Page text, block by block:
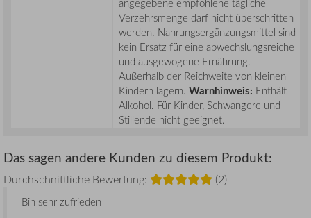
Verzehrsmenge darf nicht überschritten
werden. Nahrungsergänzungsmittel sind
kein Ersatz für eine abwechslungsreiche
und ausgewogene Ernährung.
Außerhalb der Reichweite von kleinen
Kindern lagern. Warnhinweis: Enthält
Alkohol. Für Kinder, Schwangere und
Stillende nicht geeignet.
Das sagen andere Kunden zu diesem Produkt:
Durchschnittliche Bewertung: (2)
Bin sehr zufrieden